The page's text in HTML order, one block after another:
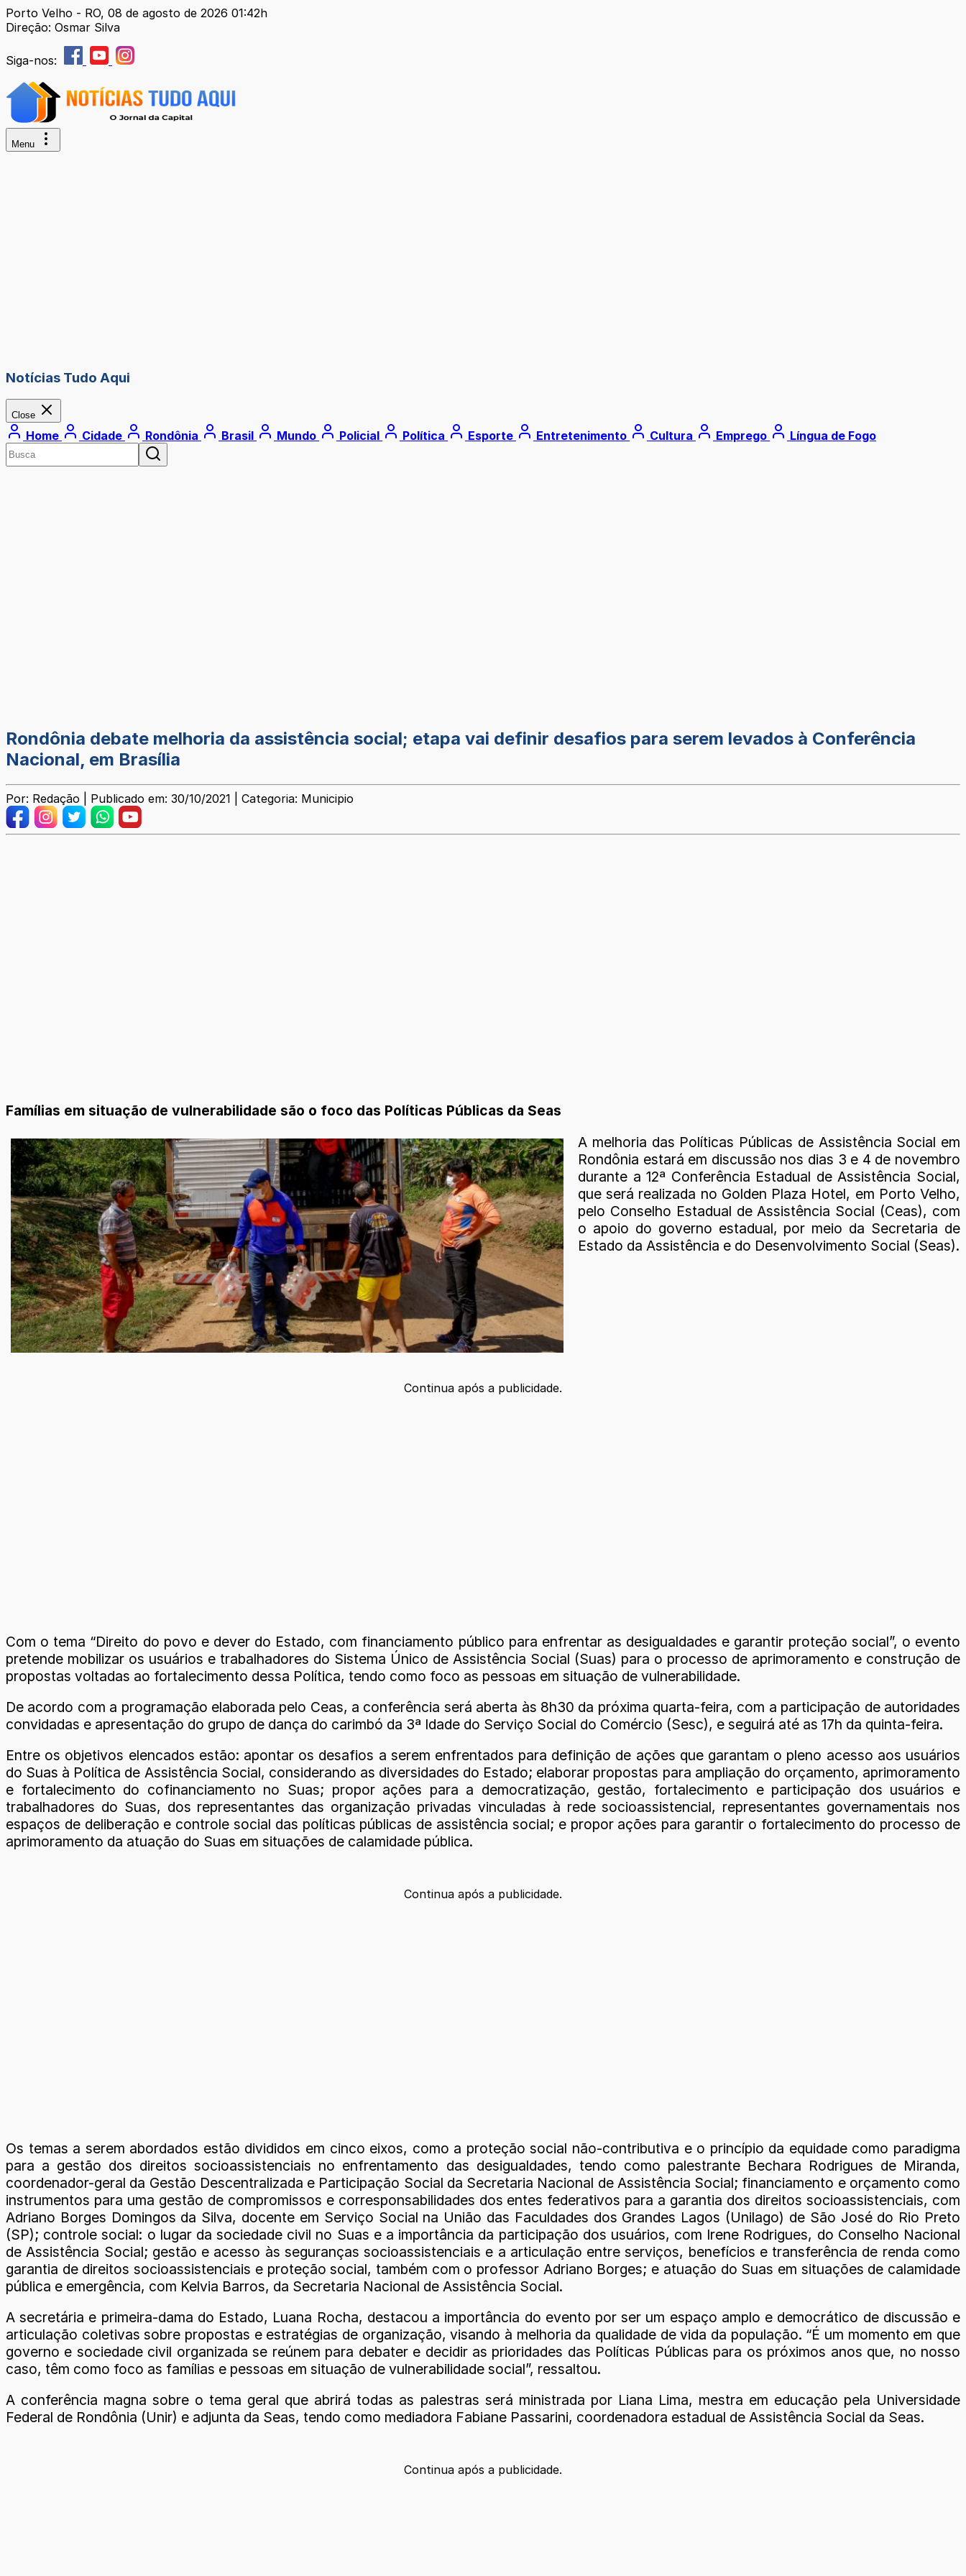
Porto Velho - RO, 08 de agosto de 2026 01:42h
Direção: Osmar Silva
Siga-nos:
Menu
Notícias Tudo Aqui
Close
Home Cidade Rondônia Brasil Mundo Policial Política Esporte Entretenimento Cultura Emprego Língua de Fogo
Rondônia debate melhoria da assistência social; etapa vai definir desafios para serem levados à Conferência
Nacional, em Brasília
Por: Redação | Publicado em: 30/10/2021 | Categoria: Municipio
Famílias em situação de vulnerabilidade são o foco das Políticas Públicas da Seas
A melhoria das Políticas Públicas de Assistência Social em
Rondônia estará em discussão nos dias 3 e 4 de novembro
durante a 12ª Conferência Estadual de Assistência Social,
que será realizada no Golden Plaza Hotel, em Porto Velho,
pelo Conselho Estadual de Assistência Social (Ceas), com
o apoio do governo estadual, por meio da Secretaria de
Estado da Assistência e do Desenvolvimento Social (Seas).
Continua após a publicidade.
Com o tema “Direito do povo e dever do Estado, com financiamento público para enfrentar as desigualdades e garantir proteção social”, o evento
pretende mobilizar os usuários e trabalhadores do Sistema Único de Assistência Social (Suas) para o processo de aprimoramento e construção de
propostas voltadas ao fortalecimento dessa Política, tendo como foco as pessoas em situação de vulnerabilidade.
De acordo com a programação elaborada pelo Ceas, a conferência será aberta às 8h30 da próxima quarta-feira, com a participação de autoridades
convidadas e apresentação do grupo de dança do carimbó da 3ª Idade do Serviço Social do Comércio (Sesc), e seguirá até as 17h da quinta-feira.
Entre os objetivos elencados estão: apontar os desafios a serem enfrentados para definição de ações que garantam o pleno acesso aos usuários
do Suas à Política de Assistência Social, considerando as diversidades do Estado; elaborar propostas para ampliação do orçamento, aprimoramento
e fortalecimento do cofinanciamento no Suas; propor ações para a democratização, gestão, fortalecimento e participação dos usuários e
trabalhadores do Suas, dos representantes das organização privadas vinculadas à rede socioassistencial, representantes governamentais nos
espaços de deliberação e controle social das políticas públicas de assistência social; e propor ações para garantir o fortalecimento do processo de
aprimoramento da atuação do Suas em situações de calamidade pública.
Continua após a publicidade.
Os temas a serem abordados estão divididos em cinco eixos, como a proteção social não-contributiva e o princípio da equidade como paradigma
para a gestão dos direitos socioassistenciais no enfrentamento das desigualdades, tendo como palestrante Bechara Rodrigues de Miranda,
coordenador-geral da Gestão Descentralizada e Participação Social da Secretaria Nacional de Assistência Social; financiamento e orçamento como
instrumentos para uma gestão de compromissos e corresponsabilidades dos entes federativos para a garantia dos direitos socioassistenciais, com
Adriano Borges Domingos da Silva, docente em Serviço Social na União das Faculdades dos Grandes Lagos (Unilago) de São José do Rio Preto
(SP); controle social: o lugar da sociedade civil no Suas e a importância da participação dos usuários, com Irene Rodrigues, do Conselho Nacional
de Assistência Social; gestão e acesso às seguranças socioassistenciais e a articulação entre serviços, benefícios e transferência de renda como
garantia de direitos socioassistenciais e proteção social, também com o professor Adriano Borges; e atuação do Suas em situações de calamidade
pública e emergência, com Kelvia Barros, da Secretaria Nacional de Assistência Social.
A secretária e primeira-dama do Estado, Luana Rocha, destacou a importância do evento por ser um espaço amplo e democrático de discussão e
articulação coletivas sobre propostas e estratégias de organização, visando à melhoria da qualidade de vida da população. “É um momento em que
governo e sociedade civil organizada se reúnem para debater e decidir as prioridades das Políticas Públicas para os próximos anos que, no nosso
caso, têm como foco as famílias e pessoas em situação de vulnerabilidade social”, ressaltou.
A conferência magna sobre o tema geral que abrirá todas as palestras será ministrada por Liana Lima, mestra em educação pela Universidade
Federal de Rondônia (Unir) e adjunta da Seas, tendo como mediadora Fabiane Passarini, coordenadora estadual de Assistência Social da Seas.
Continua após a publicidade.